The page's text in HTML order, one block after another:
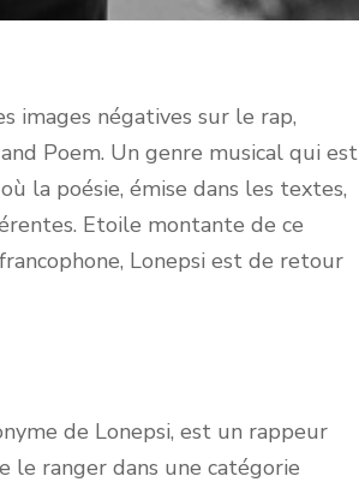
négatives sur le rap,
Poem. Un genre musical qui est
la poésie, émise dans les textes,
Etoile montante de ce
Lonepsi est de retour
de Lonepsi, est un rappeur
le ranger dans une catégorie